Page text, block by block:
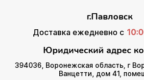
г.Павловск
Доставка ежедневно с
Юридический адрес
394036, Воронежская область, г
Ванцетти, дом 41,